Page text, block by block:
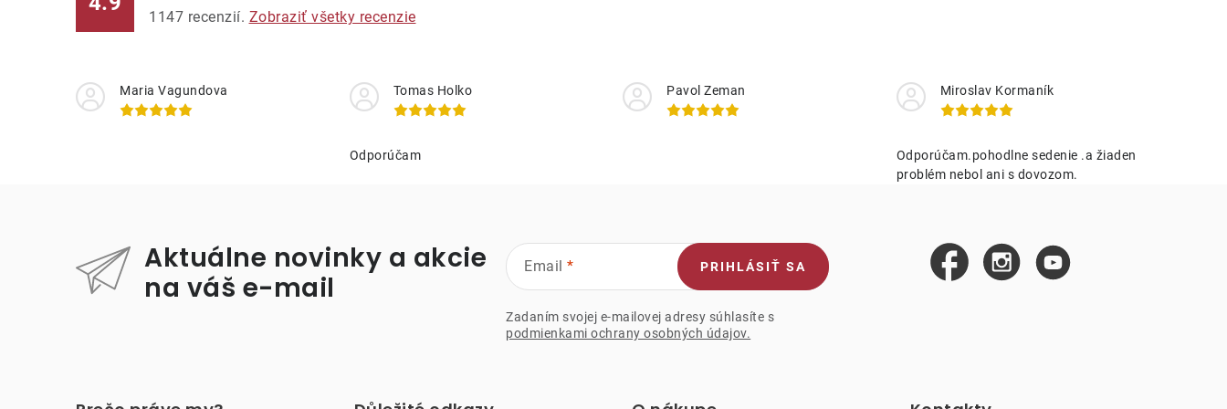
1147 recenzií. Zobraziť všetky recenzie
Maria Vagundova Tomas Holko
Odporúčam
Pavol Zeman Miroslav Kormaník
Odporúčam.pohodlne sedenie .a žiaden
problém nebol ani s dovozom.
Aktuálne novinky a akcie
na váš e-mail
Email
Zadaním svojej e-mailovej adresy súhlasíte s
podmienkami ochrany osobných údajov.
PRIHLÁSIŤ SA